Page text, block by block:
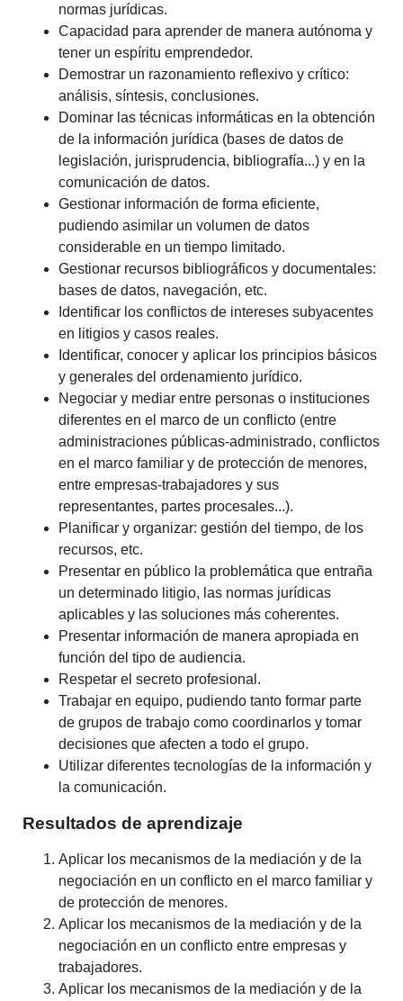
normas jurídicas.
Capacidad para aprender de manera autónoma y
tener un espíritu emprendedor.
Demostrar un razonamiento reflexivo y crítico:
análisis, síntesis, conclusiones.
Dominar las técnicas informáticas en la obtención
de la información jurídica (bases de datos de
legislación, jurisprudencia, bibliografía...) y en la
comunicación de datos.
Gestionar información de forma eficiente,
pudiendo asimilar un volumen de datos
considerable en un tiempo limitado.
Gestionar recursos bibliográficos y documentales:
bases de datos, navegación, etc.
Identificar los conflictos de intereses subyacentes
en litigios y casos reales.
Identificar, conocer y aplicar los principios básicos
y generales del ordenamiento jurídico.
Negociar y mediar entre personas o instituciones
diferentes en el marco de un conflicto (entre
administraciones públicas-administrado, conflictos
en el marco familiar y de protección de menores,
entre empresas-trabajadores y sus
representantes, partes procesales...).
Planificar y organizar: gestión del tiempo, de los
recursos, etc.
Presentar en público la problemática que entraña
un determinado litigio, las normas jurídicas
aplicables y las soluciones más coherentes.
Presentar información de manera apropiada en
función del tipo de audiencia.
Respetar el secreto profesional.
Trabajar en equipo, pudiendo tanto formar parte
de grupos de trabajo como coordinarlos y tomar
decisiones que afecten a todo el grupo.
Utilizar diferentes tecnologías de la información y
la comunicación.
Resultados de aprendizaje
Aplicar los mecanismos de la mediación y de la
negociación en un conflicto en el marco familiar y
de protección de menores.
Aplicar los mecanismos de la mediación y de la
negociación en un conflicto entre empresas y
trabajadores.
Aplicar los mecanismos de la mediación y de la